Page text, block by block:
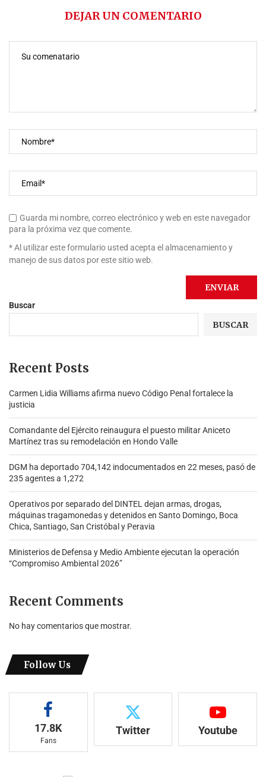
DEJAR UN COMENTARIO
Guarda mi nombre, correo electrónico y web en este navegador
para la próxima vez que comente.
* Al utilizar este formulario usted acepta el almacenamiento y
manejo de sus datos por este sitio web.
Buscar
BUSCAR
Recent Posts
Carmen Lidia Williams afirma nuevo Código Penal fortalece la
justicia
Comandante del Ejército reinaugura el puesto militar Aniceto
Martínez tras su remodelación en Hondo Valle
DGM ha deportado 704,142 indocumentados en 22 meses, pasó de
235 agentes a 1,272
Operativos por separado del DINTEL dejan armas, drogas,
máquinas tragamonedas y detenidos en Santo Domingo, Boca
Chica, Santiago, San Cristóbal y Peravia
Ministerios de Defensa y Medio Ambiente ejecutan la operación
“Compromiso Ambiental 2026”
Recent Comments
No hay comentarios que mostrar.
Follow Us
17.8K
Fans
Twitter Youtube